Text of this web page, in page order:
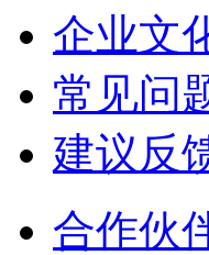
企业文
常见问
建议反
合作伙